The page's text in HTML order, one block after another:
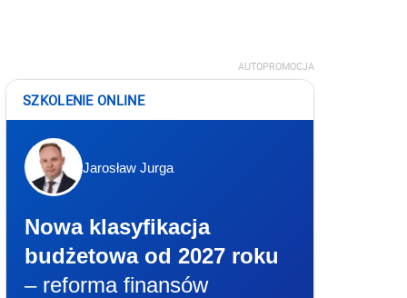
AUTOPROMOCJA
SZKOLENIE ONLINE
Jarosław Jurga
Nowa klasyfikacja
budżetowa od 2027 roku
– reforma finansów